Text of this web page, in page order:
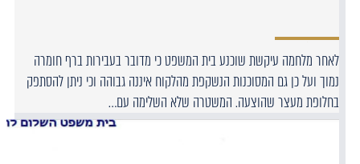
לאחר מלחמה עיקשת שוכנע בית המשפט כי מדובר בעבירות ברף חומרה
נמוך ועל כן גם המסוכנות הנשקפת מהלקוח איננה גבוהה וכי ניתן להסתפק
בחלופת מעצר שהוצעה. המשטרה שלא השלימה עם…